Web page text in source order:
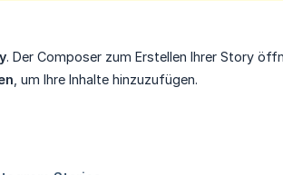
. Der Composer zum Erstellen Ihrer Story
, um Ihre Inhalte hinzuzufügen.